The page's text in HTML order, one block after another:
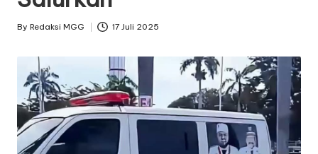
Posted
By Redaksi MGG 17 Juli 2025